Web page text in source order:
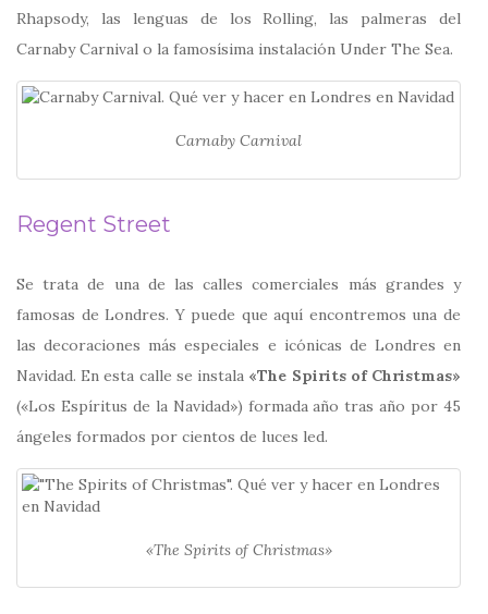
Rhapsody, las lenguas de los Rolling, las palmeras del
Carnaby Carnival o la famosísima instalación Under The Sea.
Carnaby Carnival
Regent Street
Se trata de una de las calles comerciales más grandes y
famosas de Londres. Y puede que aquí encontremos una de
las decoraciones más especiales e icónicas de Londres en
Navidad. En esta calle se instala «The Spirits of Christmas»
(«Los Espíritus de la Navidad») formada año tras año por 45
ángeles formados por cientos de luces led.
«The Spirits of Christmas»